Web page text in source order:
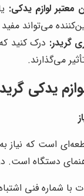
معتبر لوازم یدکی:
می‌تواند
گریدر: درک کنید
می‌گذارند.
یدکی
است که
دستگاه
با شماره فنی